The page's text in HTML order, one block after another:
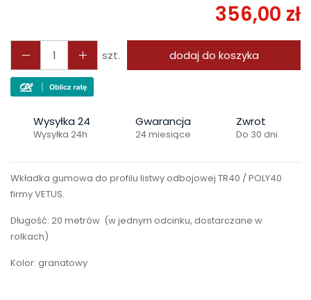
356,00 zł
szt. dodaj do koszyka
Wysyłka 24
Wysyłka 24h
Gwarancja
24 miesiące
Zwrot
Do 30 dni
Wkładka gumowa do profilu listwy odbojowej TR40 / POLY40
firmy VETUS.
Długość: 20 metrów (w jednym odcinku, dostarczane w
rolkach)
Kolor: granatowy